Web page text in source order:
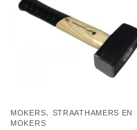
MOKERS, STRAATHAMERS EN
MOKERS